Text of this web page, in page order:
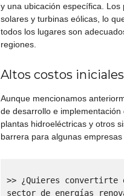
y una ubicación específica.
solares y turbinas eólicas, lo
todos los lugares son
regiones.
Altos costos
Aunque mencionamos
de desarrollo e
plantas hidroeléctricas y otros
barrera para algunas
>> ¿Quieres